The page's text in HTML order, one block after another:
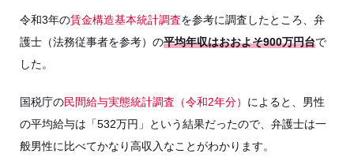
令和3年の賃金構造基本統計調査を参考に調査したところ、弁
護士（法務従事者を参考）の平均年収はおおよそ900万円台で
した。
国税庁の民間給与実態統計調査（令和2年分） によると、男性
の平均給与は「532万円」という結果だったので、弁護士は一
般男性に比べてかなり高収入なことがわかります。